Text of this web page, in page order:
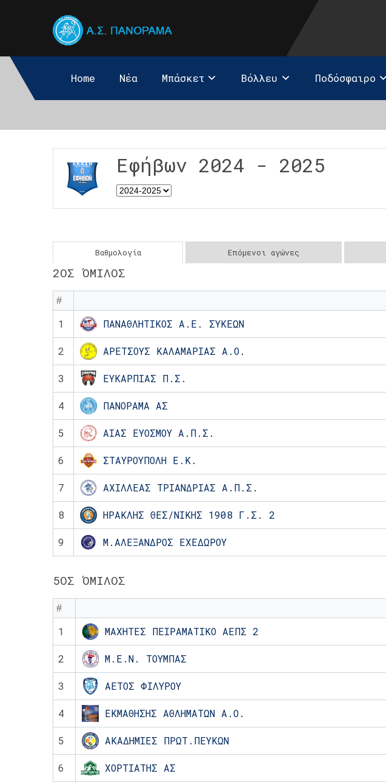
Home Νέα Μπάσκετ Βόλλευ Ποδόσφαιρο
Εφήβων 2024 - 2025
Βαθμολογία Επόμενοι αγώνες
2ΟΣ ΌΜΙΛΟΣ
#
1 ΠΑΝΑΘΛΗΤΙΚΟΣ Α.Ε. ΣΥΚΕΩΝ
2 ΑΡΕΤΣΟΥΣ ΚΑΛΑΜΑΡΙΑΣ Α.Ο.
3 ΕΥΚΑΡΠΙΑΣ Π.Σ.
4 ΠΑΝΟΡΑΜΑ ΑΣ
5 ΑΙΑΣ ΕΥΟΣΜΟΥ Α.Π.Σ.
6 ΣΤΑΥΡΟΥΠΟΛΗ Ε.Κ.
7 ΑΧΙΛΛΕΑΣ ΤΡΙΑΝΔΡΙΑΣ Α.Π.Σ.
8 ΗΡΑΚΛΗΣ ΘΕΣ/ΝΙΚΗΣ 1908 Γ.Σ. 2
9 Μ.ΑΛΕΞΑΝΔΡΟΣ ΕΧΕΔΩΡΟΥ
5ΟΣ ΌΜΙΛΟΣ
#
1 ΜΑΧΗΤΕΣ ΠΕΙΡΑΜΑΤΙΚΟ ΑΕΠΣ 2
2 Μ.Ε.Ν. ΤΟΥΜΠΑΣ
3 ΑΕΤΟΣ ΦΙΛΥΡΟΥ
4 ΕΚΜΑΘΗΣΗΣ ΑΘΛΗΜΑΤΩΝ Α.Ο.
5 ΑΚΑΔΗΜΙΕΣ ΠΡΩΤ.ΠΕΥΚΩΝ
6 ΧΟΡΤΙΑΤΗΣ ΑΣ